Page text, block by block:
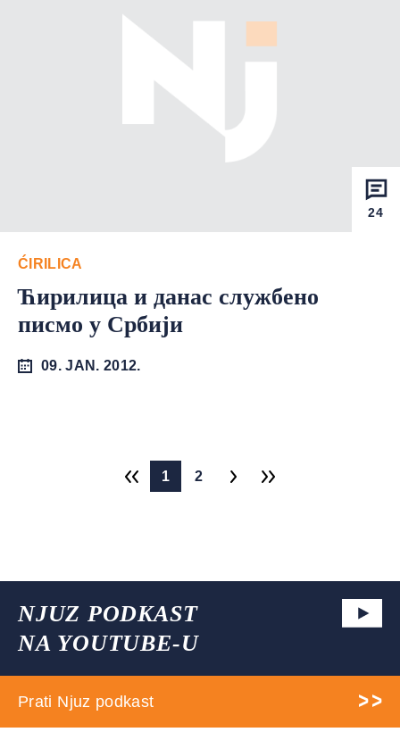
24
ĆIRILICA
Ћирилица и данас службено
писмо у Србији
09. JAN. 2012.
1 2
NJUZ PODKAST
NA YOUTUBE-U
Prati Njuz podkast